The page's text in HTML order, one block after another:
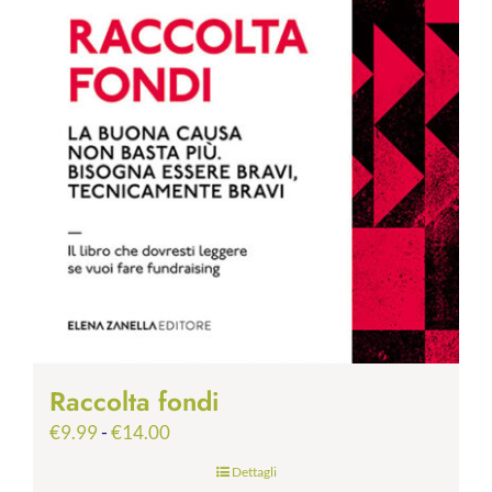
Raccolta fondi
€9.99-€14.00Fascia
prezzo:
Dettagli